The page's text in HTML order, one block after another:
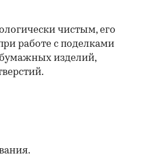
чистым, его
работе с поделками
изделий,